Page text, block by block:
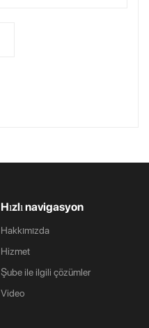
Hızlı navigasyon
Hakkımızda
Hizmet
Şube ile ilgili çözümler
Video